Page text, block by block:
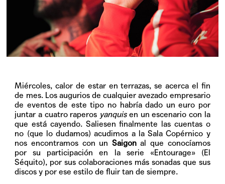
Miércoles, calor de estar en terrazas, se acerca el fin
de mes. Los augurios de cualquier avezado empresario
de eventos de este tipo no habría dado un euro por
juntar a cuatro raperos yanquisen un escenario con la
que está cayendo. Saliesen finalmente las cuentas o
no (que lo dudamos) acudimos a la Sala Copérnico y
nos encontramos con un Saigonal que conocíamos
por su participación en la serie «Entourage» (El
Séquito), por sus colaboraciones más sonadas que sus
discos y por ese estilo de fluir tan de siempre.